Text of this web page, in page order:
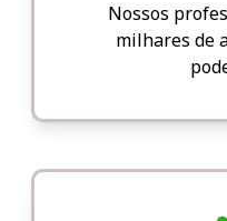
Nossos
milhares de